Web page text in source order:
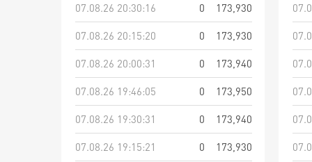
07.08.26 20:30:16
0
173,930
07.08.26 20:15:20
0
173,930
07.08.26 20:00:31
0
173,940
07.08.26 19:46:05
0
173,950
07.08.26 19:30:31
0
173,940
07.08.26 19:15:21
0
173,930